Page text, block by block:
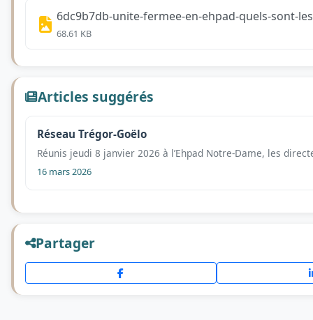
6dc9b7db-unite-fermee-en-ehpad-quels-sont-
68.61 KB
Articles suggérés
Réseau Trégor-Goëlo
Réunis jeudi 8 janvier 2026 à l’Ehpad Notre-Dame, les
16 mars 2026
Partager